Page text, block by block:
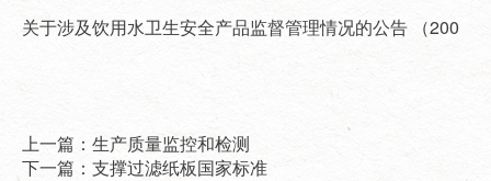
关于涉及饮用水卫生安全产品监督管理情况的公告 （200
上一篇：生产质量监控和检测
下一篇：支撑过滤纸板国家标准